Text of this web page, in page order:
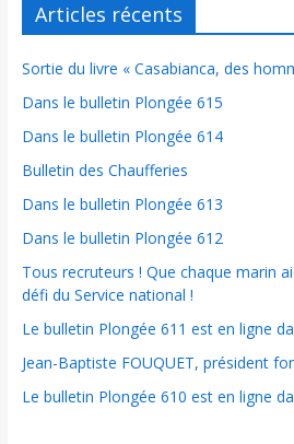
Articles récents
Sortie du livre « Casabianca, des
Dans le bulletin Plongée 615
Dans le bulletin Plongée 614
Bulletin des Chaufferies
Dans le bulletin Plongée 613
Dans le bulletin Plongée 612
Tous recruteurs ! Que chaque marin
défi du Service national !
Le bulletin Plongée 611 est en ligne
Jean-Baptiste FOUQUET, président
Le bulletin Plongée 610 est en ligne